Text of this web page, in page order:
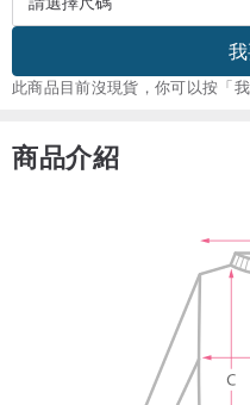
此商品目前沒現貨，你可以按「
商品介紹